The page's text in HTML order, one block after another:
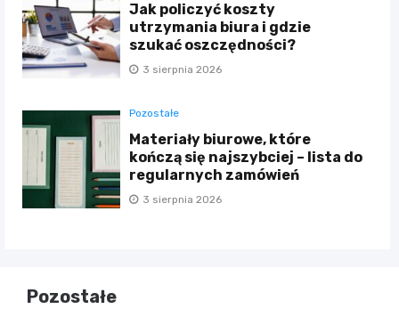
Jak policzyć koszty
utrzymania biura i gdzie
szukać oszczędności?
3 sierpnia 2026
Pozostałe
Materiały biurowe, które
kończą się najszybciej – lista do
regularnych zamówień
3 sierpnia 2026
Pozostałe